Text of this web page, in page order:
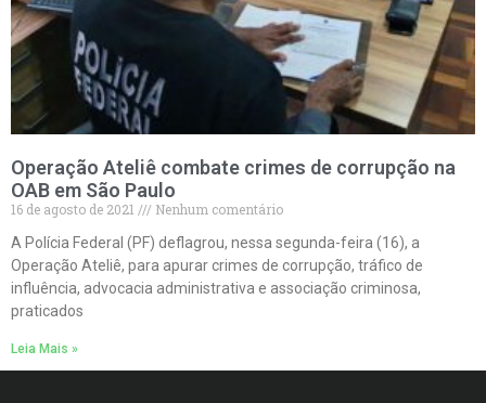
Operação Ateliê combate crimes de corrupção na
OAB em São Paulo
16 de agosto de 2021
Nenhum comentário
A Polícia Federal (PF) deflagrou, nessa segunda-feira (16), a
Operação Ateliê, para apurar crimes de corrupção, tráfico de
influência, advocacia administrativa e associação criminosa,
praticados
Leia Mais »